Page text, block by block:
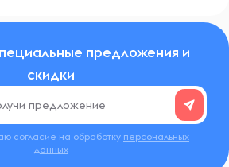
предложения и
скидки
согласие на обработку персональных
данных